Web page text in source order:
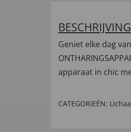
BESCHRIJVING
Geniet elke dag
apparaat in chic
CATEGORIEËN: